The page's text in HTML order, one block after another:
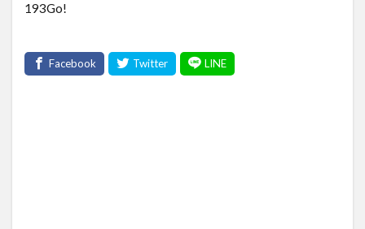
193Go!